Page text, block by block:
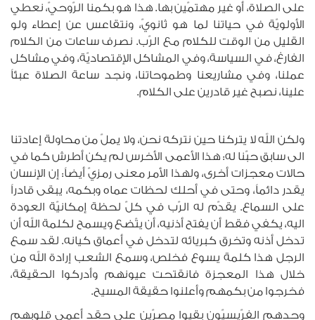
على الصلاة، أو غير مهتمّين بها. هذا هو بكمنا الرّوحيّ، نعطي
الأولويّة في حياتنا لما هو ثانويّ، ونتقاعس عن إعطاء ولو
القليل من الوقت للكلام مع الرّب. نصرف ساعات من الكلام
الفارغ، في السياسة، وفي المشاكل الإقتصاديّة، وفي مشاكل
عملنا، وفي مشاريعنا وطموحاتنا، ونجد ساعة الصلاة عبئاً
علينا، نصبح غير قادرين على الكلام.
ولكن الله لا يتركنا حين نتركه نحن، ولا يملّ من محاولة إعادتنا
الى سابق حبّنا له: هذا الأعمى الأخرس لم يكن أطرش كما في
حالات معجزات أخرى، ولهذا الأمر معنى رمزيّ أيضاً: إن الإنسان
يقدر دائماً، وحتى في أحلك لحظات عماه وبكمه، يبقى قادراً
على السماع. يقدّم له الرّب في كلّ لحظة إمكانيّة العودة
اليه، يكفي فقط أن يفتح أذنيه، أن يتّضع ويسمح لكلمة الله أن
تدخل أذنه وتخرق كبريائه لتدخل في أعماق كيانه. لقد سمع
الرجل هذا كلمة يسوع فخلص، وسمع الشعب إرادة الله من
خلال هذا المعجزة فانقتحت عيونهم وأدركوا الحقيقة،
فخرجوا من بكمهم وأعلنوا حقيقة المسيح.
وحدهم الفرّيسيّون بقيوا مصرّين على حقد أعمى قلوبهم